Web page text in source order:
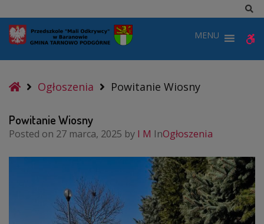
Powitanie
Wiosny
MENU
HomeOgłoszenia Powitanie Wiosny
Powitanie Wiosny
Posted on 27 marca, 2025 by I M InOgłoszenia